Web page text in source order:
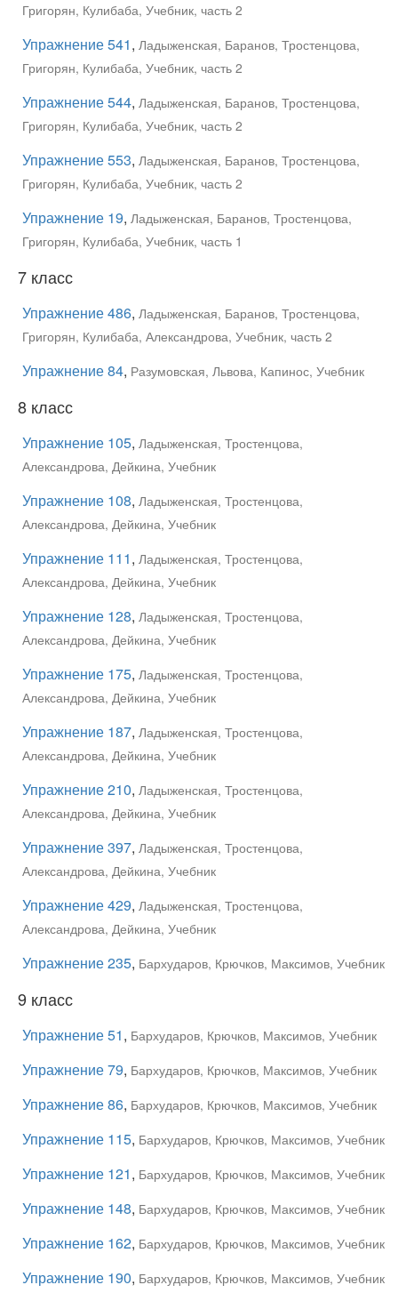
Григорян, Кулибаба, Учебник, часть 2
Упражнение 541, Ладыженская, Баранов, Тростенцова,
Григорян, Кулибаба, Учебник, часть 2
Упражнение 544, Ладыженская, Баранов, Тростенцова,
Григорян, Кулибаба, Учебник, часть 2
Упражнение 553, Ладыженская, Баранов, Тростенцова,
Григорян, Кулибаба, Учебник, часть 2
Упражнение 19, Ладыженская, Баранов, Тростенцова,
Григорян, Кулибаба, Учебник, часть 1
7 класс
Упражнение 486, Ладыженская, Баранов, Тростенцова,
Григорян, Кулибаба, Александрова, Учебник, часть 2
Упражнение 84, Разумовская, Львова, Капинос, Учебник
8 класс
Упражнение 105, Ладыженская, Тростенцова,
Александрова, Дейкина, Учебник
Упражнение 108, Ладыженская, Тростенцова,
Александрова, Дейкина, Учебник
Упражнение 111, Ладыженская, Тростенцова,
Александрова, Дейкина, Учебник
Упражнение 128, Ладыженская, Тростенцова,
Александрова, Дейкина, Учебник
Упражнение 175, Ладыженская, Тростенцова,
Александрова, Дейкина, Учебник
Упражнение 187, Ладыженская, Тростенцова,
Александрова, Дейкина, Учебник
Упражнение 210, Ладыженская, Тростенцова,
Александрова, Дейкина, Учебник
Упражнение 397, Ладыженская, Тростенцова,
Александрова, Дейкина, Учебник
Упражнение 429, Ладыженская, Тростенцова,
Александрова, Дейкина, Учебник
Упражнение 235, Бархударов, Крючков, Максимов, Учебник
9 класс
Упражнение 51, Бархударов, Крючков, Максимов, Учебник
Упражнение 79, Бархударов, Крючков, Максимов, Учебник
Упражнение 86, Бархударов, Крючков, Максимов, Учебник
Упражнение 115, Бархударов, Крючков, Максимов, Учебник
Упражнение 121, Бархударов, Крючков, Максимов, Учебник
Упражнение 148, Бархударов, Крючков, Максимов, Учебник
Упражнение 162, Бархударов, Крючков, Максимов, Учебник
Упражнение 190, Бархударов, Крючков, Максимов, Учебник